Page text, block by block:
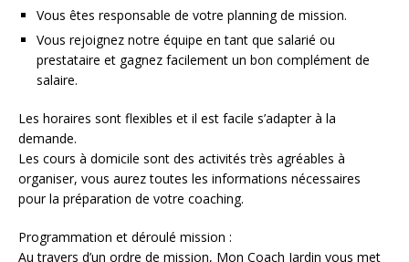
Vous êtes responsable de votre planning de mission.
Vous rejoignez notre équipe en tant que salarié ou
prestataire et gagnez facilement un bon complément de
salaire.
Les horaires sont flexibles et il est facile s’adapter à la
demande.
Les cours à domicile sont des activités très agréables à
organiser, vous aurez toutes les informations nécessaires
pour la préparation de votre coaching.
Programmation et déroulé mission :
Au travers d’un ordre de mission, Mon Coach Jardin vous met